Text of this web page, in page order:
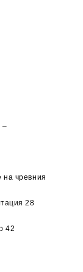
–
на чревния
28
42